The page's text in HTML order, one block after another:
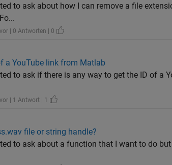
to ask about how I can remove a file
| 0 Antworten | 0
a YouTube link from Matlab
to ask if there is any way to get the ID of a
| 1 Antwort | 1
file or string handle?
to ask about a function that I want to do